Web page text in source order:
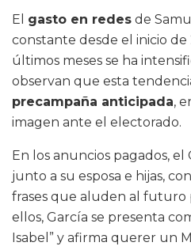
El gasto en redes de
constante desde el inicio de
últimos meses se ha
observan que esta
precampaña anticipada,
imagen ante el electorado.
En los anuncios pagados,
junto a su esposa e hijas,
frases que aluden al futuro
ellos, García se presenta
Isabel” y afirma querer un